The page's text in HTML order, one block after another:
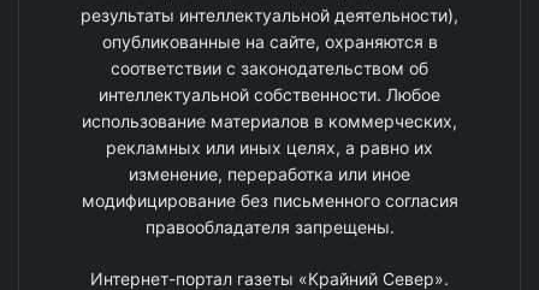
результаты интеллектуальной деятельности),
опубликованные на сайте, охраняются в
соответствии с законодательством об
интеллектуальной собственности. Любое
использование материалов в коммерческих,
рекламных или иных целях, а равно их
изменение, переработка или иное
модифицирование без письменного согласия
правообладателя запрещены.
Интернет-портал газеты «Крайний Север».